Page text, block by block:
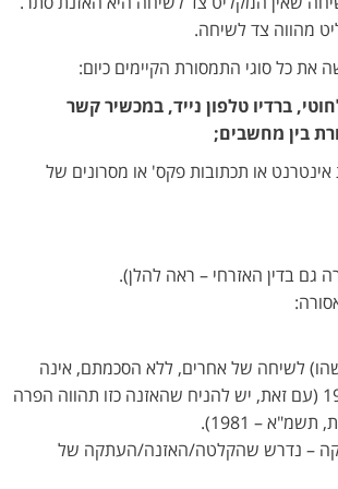
מהווה צד לשיחה.
כל סוגי התמסורת הקיימים כיום:
ברדיו טלפון נייד, במכשיר קשר
בין מחשבים;
או תכתובות פקס' או מסרונים של
גם בדין האזרחי – ראה להלן).
לשיחה של אחרים, ללא הסכמתם, אינה
מהווה האזנת סתר לפי חוק האזנת סתר, התשל"ט – 1979 (עם זאת, יש להניח שהאזנה כזו תהווה הפרה
– 1981).
– נדרש שהקלטה/האזנה/העתקה של